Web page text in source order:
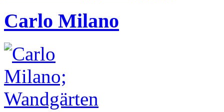
Carlo Milano